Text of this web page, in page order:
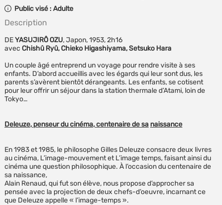
Public visé :Adulte
Description
DEYASUJIRÔ OZU, Japon, 1953, 2h16
avec Chishû Ryû, Chieko Higashiyama, Setsuko Hara
Un couple âgé entreprend un voyage pour rendre visite à ses
enfants. D’abord accueillis avec les égards qui leur sont dus, les
parents s’avèrent bientôt dérangeants. Les enfants, se cotisent
pour leur offrir un séjour dans la station thermale d’Atami, loin de
Tokyo…
Deleuze, penseur du cinéma, centenaire de sa naissance
En 1983 et 1985, le philosophe Gilles Deleuze consacre deux livres
au cinéma, L’image-mouvement et L’image temps, faisant ainsi du
cinéma une question philosophique. À l’occasion du centenaire de
sa naissance,
Alain Renaud, qui fut son élève, nous propose d’approcher sa
pensée avec la projection de deux chefs-d’oeuvre, incarnant ce
que Deleuze appelle « l’image-temps ».